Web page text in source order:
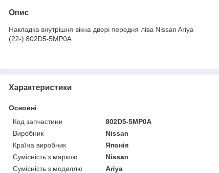
Опис
Накладка внутрішня вікна двері передня ліва Nissan Ariya
(22-) 802D5-5MP0A
Характеристики
Основні
Код запчастини
802D5-5MP0A
Виробник
Nissan
Країна виробник
Японія
Сумісність з маркою
Nissan
Сумісність з моделлю
Ariya